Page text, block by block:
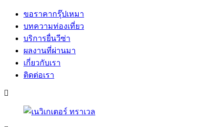
ขอราคากรุ๊ปเหมา
บทความท่องเที่ยว
บริการยื่นวีซ่า
ผลงานที่ผ่านมา
เกี่ยวกับเรา
ติดต่อเรา